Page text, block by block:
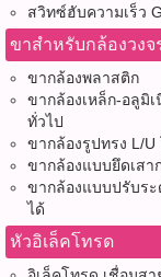
สวิทซ์ฮับความเร็ว
ขาสำหรับกล้องวงจ
ขากล้องพลาสติก
ขากล้องเหล็ก-อลูมิเ
ทั่วไป
ขากล้องรูปทรง L/U
ขากล้องแบบยึดเสา
ขากล้องแบบปรับร
ได้
หัวอิเล็คโทรด